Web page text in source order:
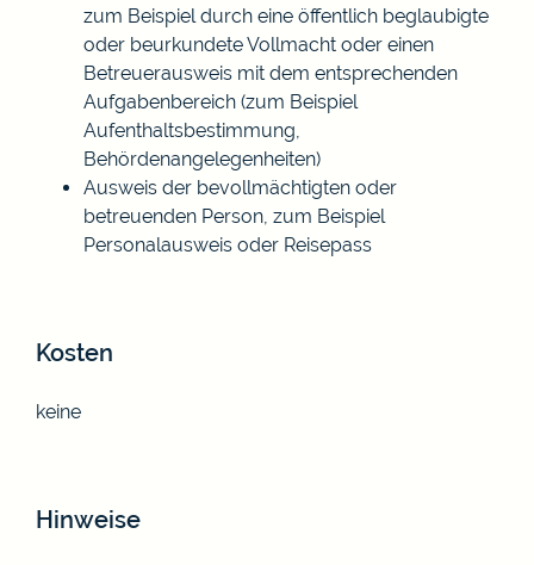
zum Beispiel durch eine öffentlich beglaubigte
oder beurkundete Vollmacht oder einen
Betreuerausweis mit dem entsprechenden
Aufgabenbereich (zum Beispiel
Aufenthaltsbestimmung,
Behördenangelegenheiten)
Ausweis der bevollmächtigten oder
betreuenden Person, zum Beispiel
Personalausweis oder Reisepass
Kosten
keine
Hinweise